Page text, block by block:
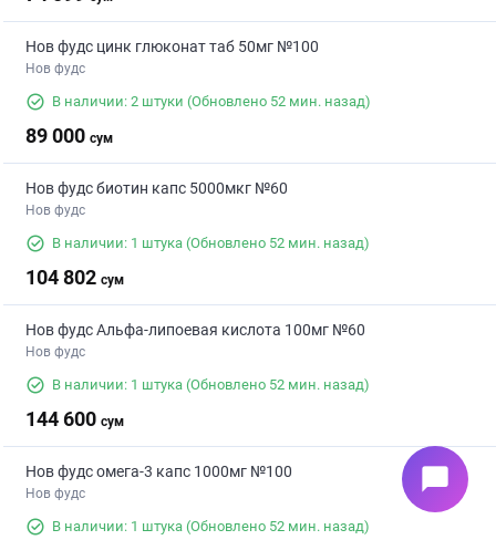
Нов фудс цинк глюконат таб 50мг №100
Нов фудс
В наличии: 2 штуки (Обновлено 52 мин. назад)
89 000 сум
Нов фудс биотин капс 5000мкг №60
Нов фудс
В наличии: 1 штука (Обновлено 52 мин. назад)
104 802 сум
Нов фудс Альфа-липоевая кислота 100мг №60
Нов фудс
В наличии: 1 штука (Обновлено 52 мин. назад)
144 600 сум
Нов фудс омега-3 капс 1000мг №100
Нов фудс
В наличии: 1 штука (Обновлено 52 мин. назад)
chat_bubble